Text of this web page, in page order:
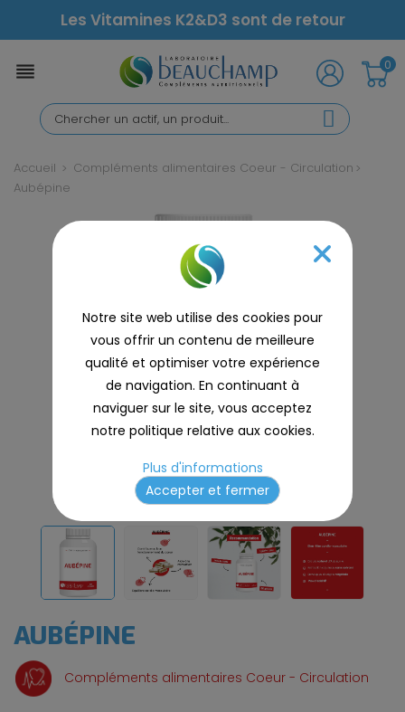
Notre site web utilise des cookies pour
vous offrir un contenu de meilleure
qualité et optimiser votre expérience
de navigation. En continuant à
naviguer sur le site, vous acceptez
notre politique relative aux cookies.
Plus d'informations
Accepter et fermer
Les Vitamines K2&D3 sont de retour
0

Accueil
Compléments alimentaires Coeur - Circulation
Aubépine
AUBÉPINE
Compléments alimentaires Coeur - Circulation